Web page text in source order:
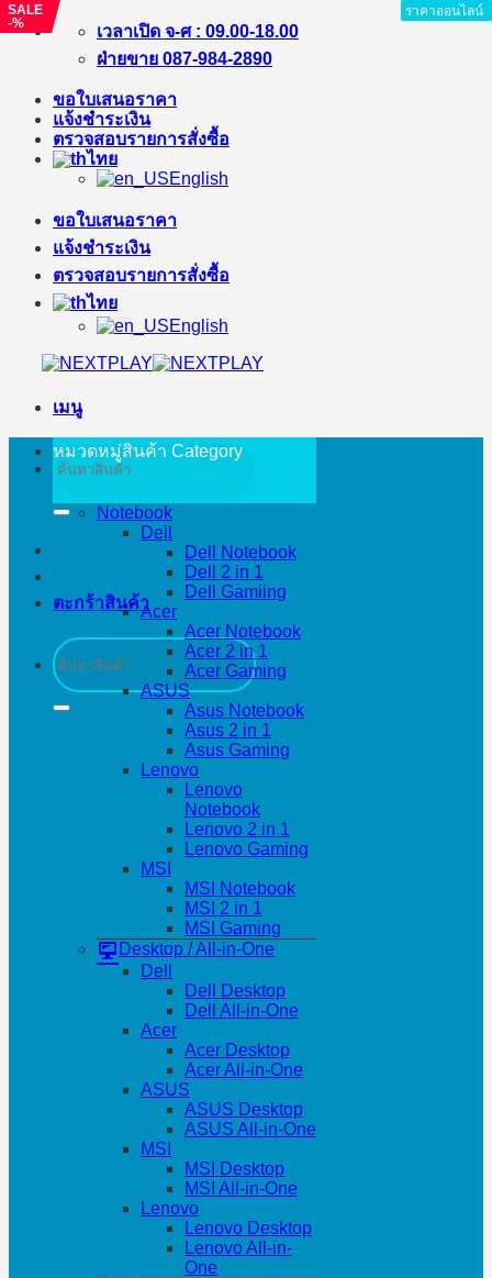
ข้าม
เนื้อหา
เวลาเปิด จ-ศ : 09.00-18.00
ฝ่ายขาย 087-984-2890
ขอใบเสนอราคา
แจ้งชำระเงิน
ตรวจสอบรายการสั่งซื้อ
ไทย
English
ขอใบเสนอราคา
แจ้งชำระเงิน
ตรวจสอบรายการสั่งซื้อ
ไทย
English
เมนู
ค้นหา:
ตะกร้าสินค้า
ค้นหา:
หมวดหมู่สินค้า Category
Notebook
Dell
Dell Notebook
Dell 2 in 1
Dell Gamiing
Acer
Acer Notebook
Acer 2 in 1
Acer Gaming
ASUS
Asus Notebook
Asus 2 in 1
Asus Gaming
Lenovo
Lenovo
Notebook
Lenovo 2 in 1
Lenovo Gaming
MSI
MSI Notebook
MSI 2 in 1
MSI Gaming
Desktop / All-in-One
Dell
Dell Desktop
Dell All-in-One
Acer
Acer Desktop
Acer All-in-One
ASUS
ASUS Desktop
ASUS All-in-One
MSI
MSI Desktop
MSI All-in-One
Lenovo
Lenovo Desktop
Lenovo All-in-
One
ราคาออนไลน์
ราคาออนไลน์
ราคาออนไลน์
ราคาออนไลน์
SALE
-%
ราคาออนไลน์
SALE
-%
ราคาออนไลน์
ราคาออนไลน์